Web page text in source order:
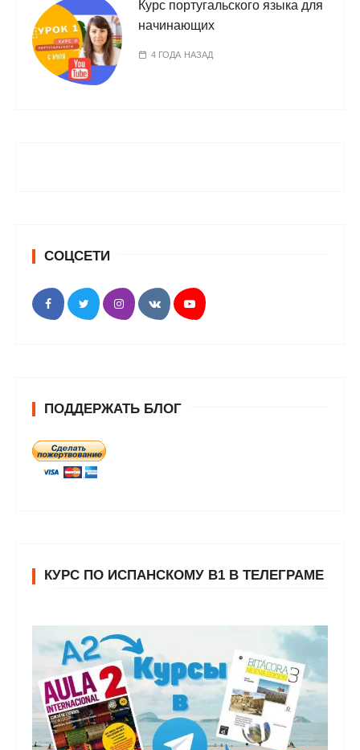
Курс португальского языка для
начинающих
4 ГОДА НАЗАД
СОЦСЕТИ
ПОДДЕРЖАТЬ БЛОГ
КУРС ПО ИСПАНСКОМУ В1 В ТЕЛЕГРАМЕ